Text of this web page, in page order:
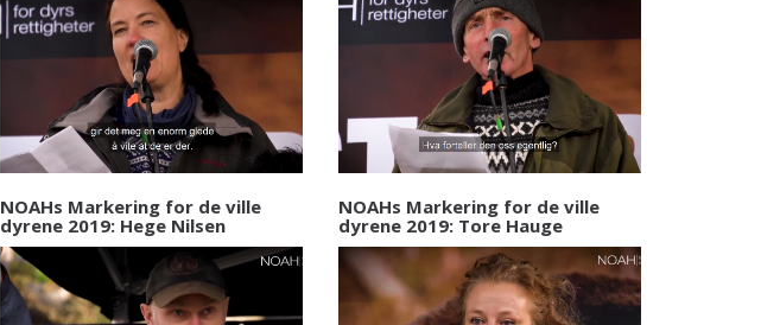
NOAHs Markering for de ville
dyrene 2019: Hege Nilsen
NOAHs Markering for de ville
dyrene 2019: Tore Hauge